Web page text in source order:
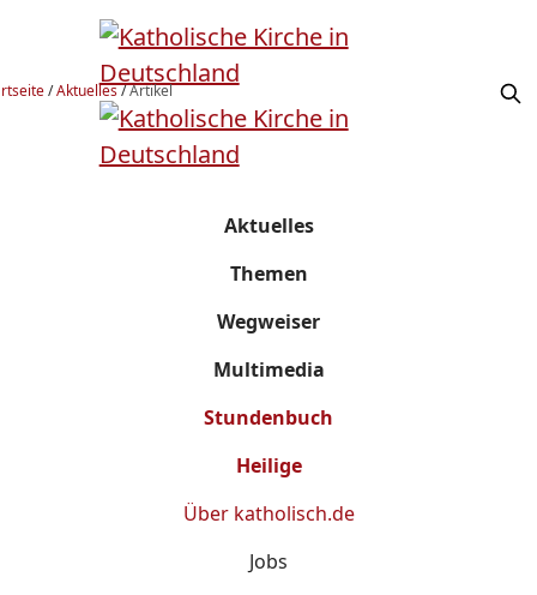
/Aktuelles/Artikel
Aktuelles
Themen
Wegweiser
Multimedia
Stundenbuch
Heilige
Über katholisch.de
Jobs